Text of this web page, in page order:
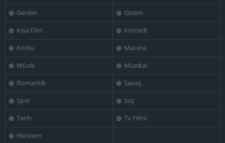
Philippe Beglia Rona Hartner
Gerilim
Gizem
Kısa Film
Komedi
Korku
Macera
Müzik
Müzikal
Romantik
Savaş
Spor
Suç
Tarih
Tv Filmi
Western